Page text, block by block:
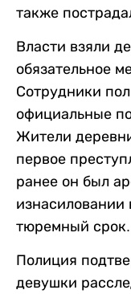
также
Власти взяли
обязательное
Сотрудники
официальные
Жители
первое
ранее он был
изнасиловании
тюремный срок.
Полиция
девушки